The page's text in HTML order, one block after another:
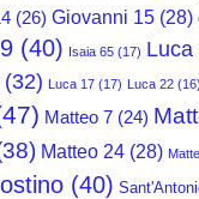
(26) Giovanni 15 (28)
(40) Isaia 65 (17) Luca
(32) Luca 17 (17) Luca 22 (16)
Matteo 7 (24)
Matteo 24 (28)
(40)